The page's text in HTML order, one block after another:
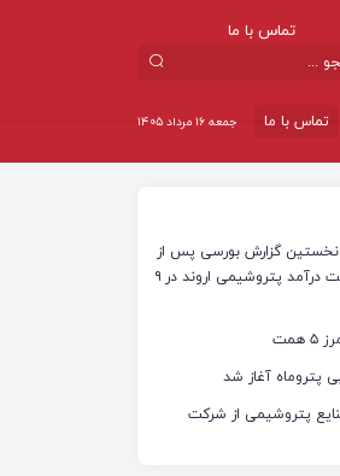
تماس با ما
جمعه ۱۶ مرداد ۱۴۰۵ تماس با ما
نخستین گزارش بورسی پس از
عرضه اولیه/ افزایش بیش از ۱۰ همت درآمد پتروشیمی اروند در ۹
پتروماه آغاز شد
پتروشیمی از شرکت